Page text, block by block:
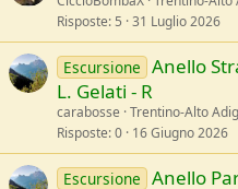
Risposte 5 31 Luglio 2026
Escursione Anello
L. Gelati - R
carabosse Trentino-Alto
Risposte 0 16 Giugno 2026
Escursione Anello